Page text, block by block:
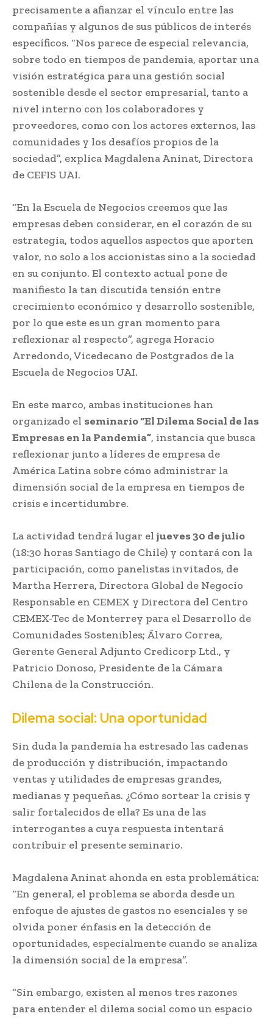
precisamente a afianzar el vínculo entre las
compañías y algunos de sus públicos de interés
específicos. “Nos parece de especial relevancia,
sobre todo en tiempos de pandemia, aportar una
visión estratégica para una gestión social
sostenible desde el sector empresarial, tanto a
nivel interno con los colaboradores y
proveedores, como con los actores externos, las
comunidades y los desafíos propios de la
sociedad”, explica Magdalena Aninat, Directora
de CEFIS UAI.
“En la Escuela de Negocios creemos que las
empresas deben considerar, en el corazón de su
estrategia, todos aquellos aspectos que aporten
valor, no solo a los accionistas sino a la sociedad
en su conjunto. El contexto actual pone de
manifiesto la tan discutida tensión entre
crecimiento económico y desarrollo sostenible,
por lo que este es un gran momento para
reflexionar al respecto”, agrega Horacio
Arredondo, Vicedecano de Postgrados de la
Escuela de Negocios UAI.
En este marco, ambas instituciones han
organizado el seminario “El Dilema Social de las
Empresas en la Pandemia”, instancia que busca
reflexionar junto a líderes de empresa de
América Latina sobre cómo administrar la
dimensión social de la empresa en tiempos de
crisis e incertidumbre.
La actividad tendrá lugar el jueves 30 de julio
(18:30 horas Santiago de Chile) y contará con la
participación, como panelistas invitados, de
Martha Herrera, Directora Global de Negocio
Responsable en CEMEX y Directora del Centro
CEMEX-Tec de Monterrey para el Desarrollo de
Comunidades Sostenibles; Álvaro Correa,
Gerente General Adjunto Credicorp Ltd., y
Patricio Donoso, Presidente de la Cámara
Chilena de la Construcción.
Dilema social: Una oportunidad
Sin duda la pandemia ha estresado las cadenas
de producción y distribución, impactando
ventas y utilidades de empresas grandes,
medianas y pequeñas. ¿Cómo sortear la crisis y
salir fortalecidos de ella? Es una de las
interrogantes a cuya respuesta intentará
contribuir el presente seminario.
Magdalena Aninat ahonda en esta problemática:
“En general, el problema se aborda desde un
enfoque de ajustes de gastos no esenciales y se
olvida poner énfasis en la detección de
oportunidades, especialmente cuando se analiza
la dimensión social de la empresa”.
“Sin embargo, existen al menos tres razones
para entender el dilema social como un espacio